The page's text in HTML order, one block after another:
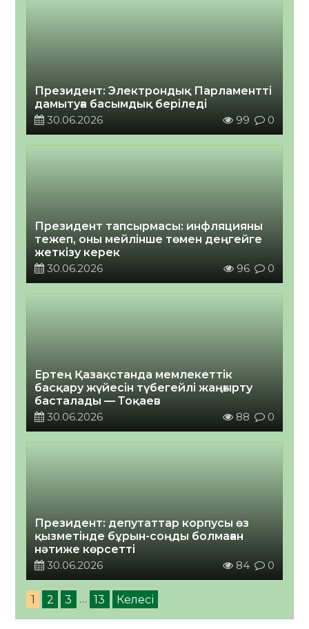
Президент: Электрондық Парламентті
дамытуға басымдық беріледі
30.06.2026
99 0
Президент тапсырмасы: инфляцияны
тежеп, оны мейлінше төмен деңгейге
жеткізу керек
30.06.2026
96 0
Ертең Қазақстанда мемлекеттік
басқару жүйесін түбегейлі жаңғырту
басталады — Тоқаев
30.06.2026
88 0
Президент: депутаттар корпусы өз
қызметінде бұрын-соңды болмаған
нәтиже көрсетті
30.06.2026
84 0
1 2 3 … 13 Келесі